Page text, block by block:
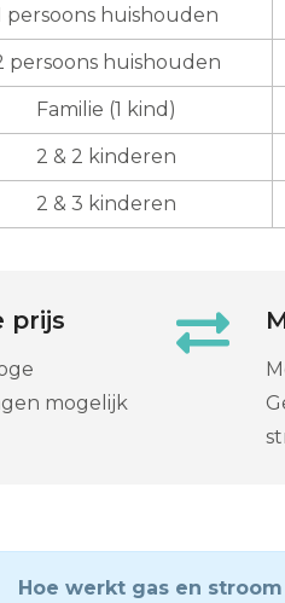
persoons huishouden
persoons huishouden
Familie (1 kind)
2 & 2 kinderen
2 & 3 kinderen
prijs
mogelijk
Hoe werkt gas en